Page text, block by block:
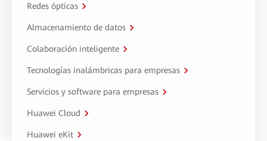
Redes ópticas
Almacenamiento de datos
Colaboración inteligente
Tecnologías inalámbricas para empresas
Servicios y software para empresas
Huawei Cloud
Huawei eKit